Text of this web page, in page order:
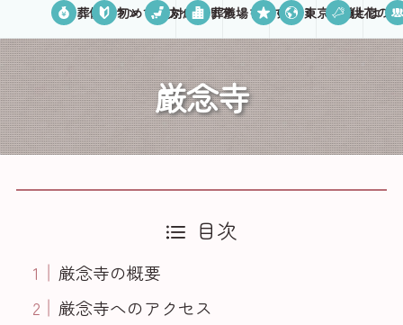
葬儀プラン初めての方へ対応エリア葬儀場を探す口コミ東京葬儀とは
供花の
厳念寺
目次
厳念寺の概要
厳念寺へのアクセス